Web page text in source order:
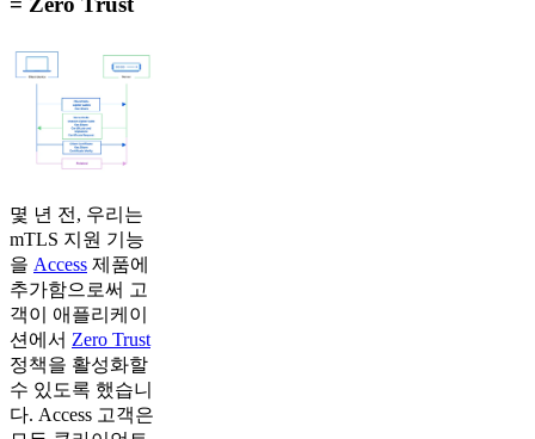
몇 년 전, 우리는
mTLS 지원 기능
을 Access 제품에
추가함으로써 고
객이 애플리케이
션에서 Zero Trust
정책을 활성화할
수 있도록 했습니
다. Access 고객은